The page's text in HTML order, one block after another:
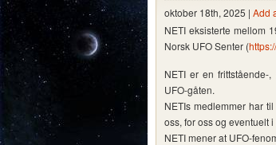
oktober 18th, 2025 | Add
NETI eksisterte mellom
Norsk UFO Senter (
NETI er en frittstående-
UFO-gåten.
NETIs medlemmer har
oss, for oss og eventuelt i
NETI mener at UFO-